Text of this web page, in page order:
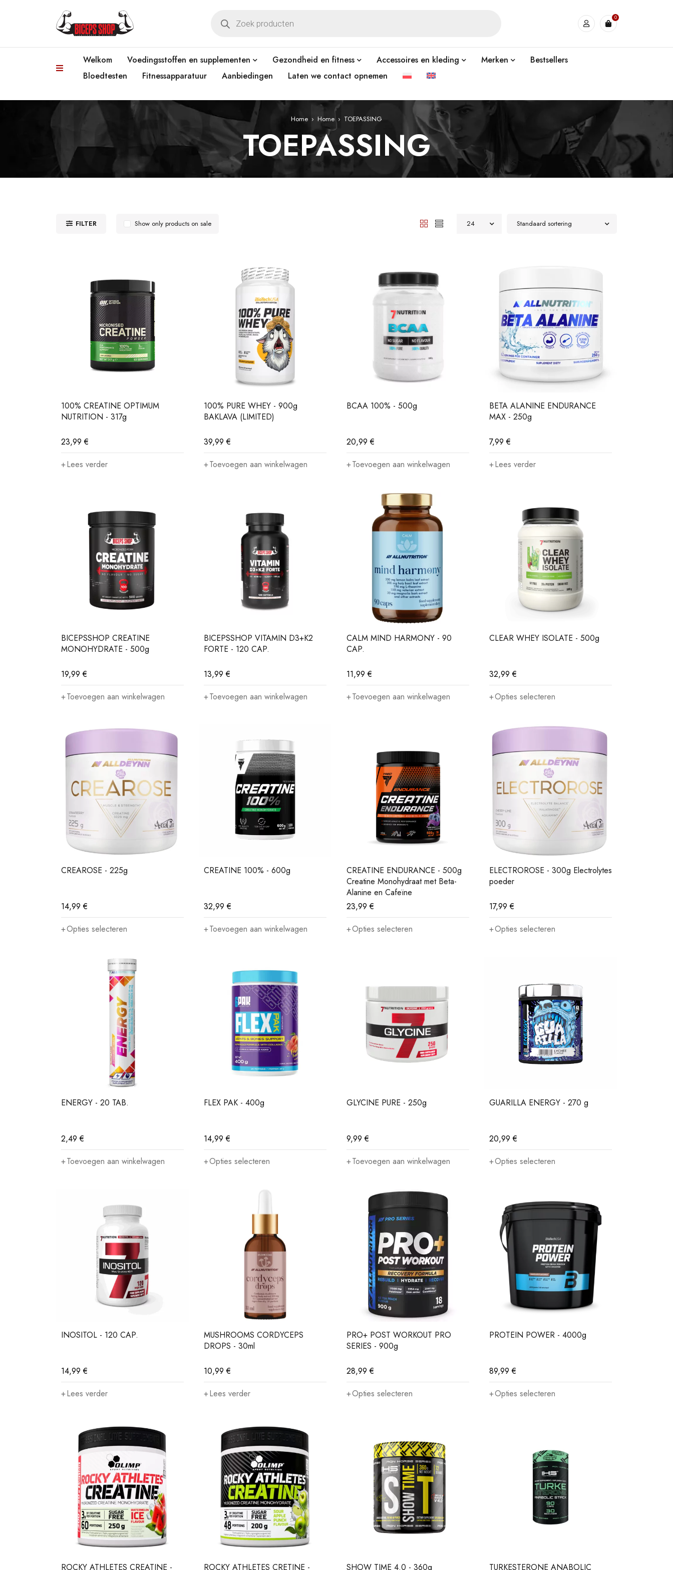
0
Welkom Voedingsstoffen en supplementen Gezondheid en fitness Accessoires en kleding Merken
Bestsellers
Bloedtesten
Fitnessapparatuur Aanbiedingen Laten we contact opnemen
Home › Home › TOEPASSING
TOEPASSING
FILTER Standaard sortering
24
Show only products on sale
100% CREATINE OPTIMUM
NUTRITION - 317g
23,99€
Lees verder
100% PURE WHEY - 900g
BAKLAVA (LIMITED)
39,99€
Toevoegen aan winkelwagen
BCAA 100% - 500g
20,99€
Toevoegen aan winkelwagen
BETA ALANINE ENDURANCE
MAX - 250g
7,99€
Lees verder
BICEPSSHOP CREATINE
MONOHYDRATE - 500g
19,99€
Toevoegen aan winkelwagen
BICEPSSHOP VITAMIN D3+K2
FORTE - 120 CAP.
13,99€
Toevoegen aan winkelwagen
CALM MIND HARMONY - 90
CAP.
11,99€
Toevoegen aan winkelwagen
CLEAR WHEY ISOLATE - 500g
32,99€
Opties selecteren
CREAROSE - 225g
14,99€
Opties selecteren
CREATINE 100% - 600g
32,99€
Toevoegen aan winkelwagen
CREATINE ENDURANCE - 500g
Creatine Monohydraat met Beta-
Alanine en Cafeïne
23,99€
Opties selecteren
ELECTROROSE - 300g Electrolytes
poeder
17,99€
Opties selecteren
ENERGY - 20 TAB.
2,49€
Toevoegen aan winkelwagen
FLEX PAK - 400g
14,99€
Opties selecteren
GLYCINE PURE - 250g
9,99€
Toevoegen aan winkelwagen
GUARILLA ENERGY - 270 g
20,99€
Opties selecteren
INOSITOL - 120 CAP.
14,99€
Lees verder
MUSHROOMS CORDYCEPS
DROPS - 30ml
10,99€
Lees verder
PRO+ POST WORKOUT PRO
SERIES - 900g
28,99€
Opties selecteren
PROTEIN POWER - 4000g
89,99€
Opties selecteren
ROCKY ATHLETES CREATINE - ROCKY ATHLETES CRETINE - SHOW TIME 4.0 - 360g TURKESTERONE ANABOLIC